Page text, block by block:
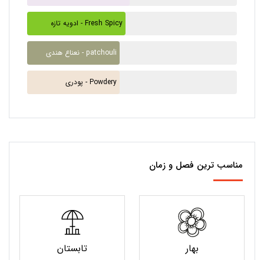
ادویه تازه - Fresh Spicy
نعناع هندی - patchouli
پودری - Powdery
مناسب ترین فصل و زمان
بهار تابستان